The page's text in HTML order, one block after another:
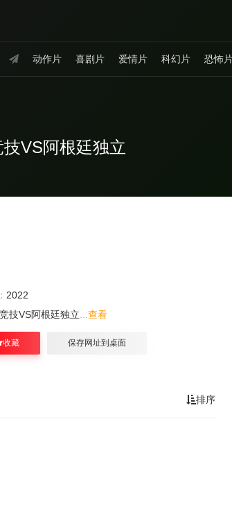
动作片 喜剧片 爱情片 科幻片 恐怖
VS阿根廷独立
2022
VS阿根廷独立 ...查看
收藏 保存网址到桌面
排序